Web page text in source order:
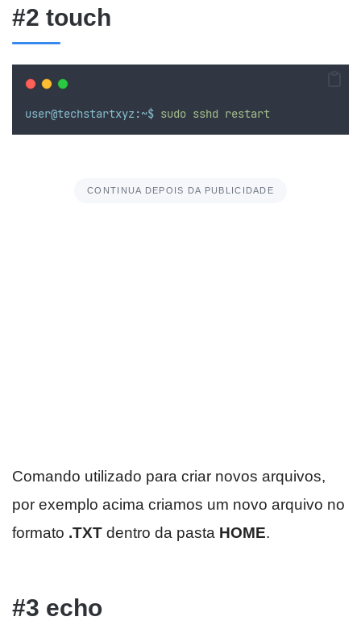
#2 touch
user@techstartxyz:~$ sudo sshd restart
CONTINUA DEPOIS DA PUBLICIDADE
Comando utilizado para criar novos arquivos,
por exemplo acima criamos um novo arquivo no
formato .TXT dentro da pasta HOME.
#3 echo